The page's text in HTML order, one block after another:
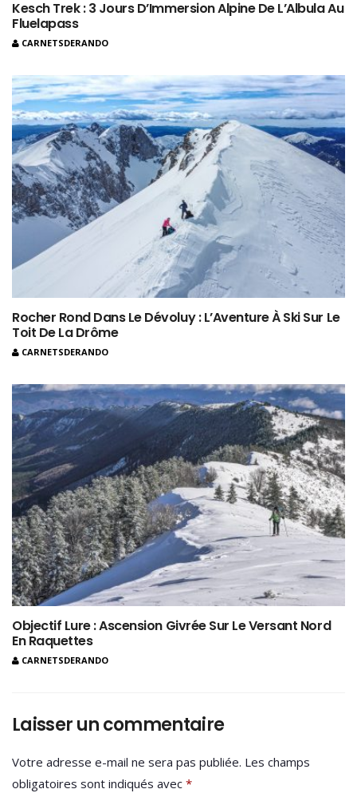
Kesch Trek : 3 Jours D’Immersion Alpine De L’Albula Au
Fluelapass
CARNETSDERANDO
Rocher Rond Dans Le Dévoluy : L’Aventure À Ski Sur Le
Toit De La Drôme
CARNETSDERANDO
Objectif Lure : Ascension Givrée Sur Le Versant Nord
En Raquettes
CARNETSDERANDO
Laisser un commentaire
Votre adresse e-mail ne sera pas publiée. Les champs
obligatoires sont indiqués avec *